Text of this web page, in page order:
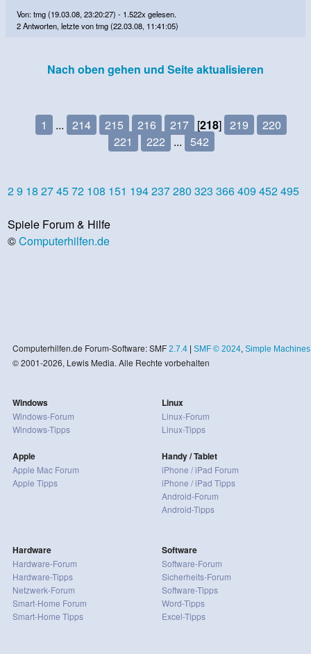
Von: tmg (19.03.08, 23:20:27) - 1.522x gelesen.
2 Antworten, letzte von tmg (22.03.08, 11:41:05)
Nach oben gehen und Seite aktualisieren
1 ... 214 215 216 217 [218] 219
220
221
222 ... 542
29 18 274572 108 151 194237280 323 366409 452495
Spiele Forum & Hilfe
©Computerhilfen.de
Computerhilfen.de Forum-Software: SMF 2.7.4| SMF © 2024, Simple Machines
© 2001-2026, Lewis Media. Alle Rechte vorbehalten
Windows
Windows-Forum
Windows-Tipps
Apple
Apple Mac Forum
Apple Tipps
Linux
Linux-Forum
Linux-Tipps
Handy / Tablet
iPhone / iPad Forum
iPhone / iPad Tipps
Android-Forum
Android-Tipps
Hardware
Hardware-Forum
Hardware-Tipps
Netzwerk-Forum
Smart-Home Forum
Smart-Home Tipps
Software
Software-Forum
Sicherheits-Forum
Software-Tipps
Word-Tipps
Excel-Tipps